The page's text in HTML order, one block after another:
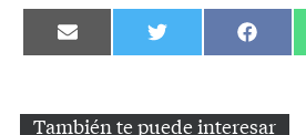
Compartir
en
Compartir
en
Compartir
en
También te puede interesar